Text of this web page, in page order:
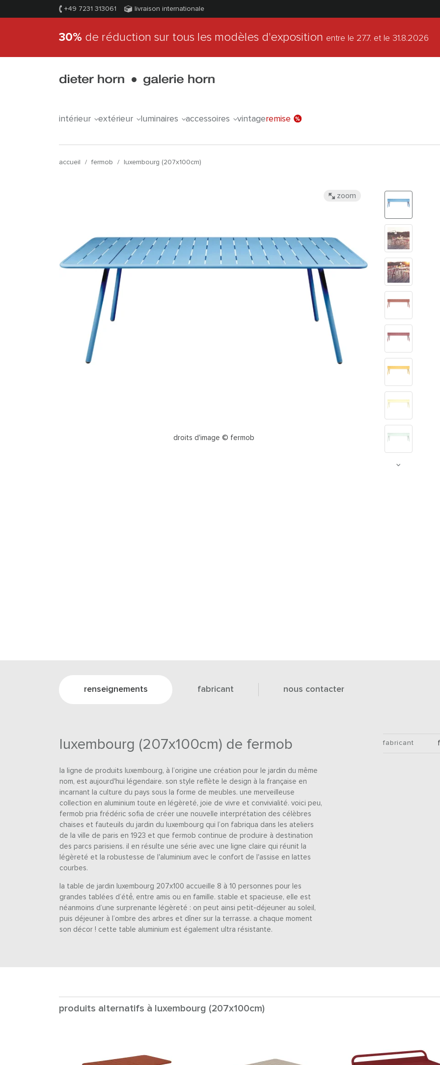
+49 7231 313061 livraison internationale
30% de réduction sur tous les modèles d'exposition entre le 27.7. et le 31.8.2026
intérieur extérieur luminaires accessoires vintageremise
accueil / fermob / luxembourg (207x100cm)
droits d'image © fermob
zoom
renseignements fabricant nous contacter
luxembourg (207x100cm) de fermob
la ligne de produits luxembourg, à l’origine une création pour le jardin du même
nom, est aujourd'hui légendaire. son style reflète le design à la française en
incarnant la culture du pays sous la forme de meubles. une merveilleuse
collection en aluminium toute en légèreté, joie de vivre et convivialité. voici peu,
fermob pria frédéric sofia de créer une nouvelle interprétation des célèbres
chaises et fauteuils du jardin du luxembourg qui l’on fabriqua dans les ateliers
de la ville de paris en 1923 et que fermob continue de produire à destination
des parcs parisiens. il en résulte une série avec une ligne claire qui réunit la
légèreté et la robustesse de l'aluminium avec le confort de l'assise en lattes
courbes.
la table de jardin luxembourg 207x100 accueille 8 à 10 personnes pour les
grandes tablées d’été́, entre amis ou en famille. stable et spacieuse, elle est
néanmoins d’une surprenante légèreté : on peut ainsi petit-déjeuner au soleil,
puis déjeuner à l’ombre des arbres et dîner sur la terrasse. a chaque moment
son décor ! cette table aluminium est également ultra résistante.
fabricant
produits alternatifs à luxembourg (207x100cm)